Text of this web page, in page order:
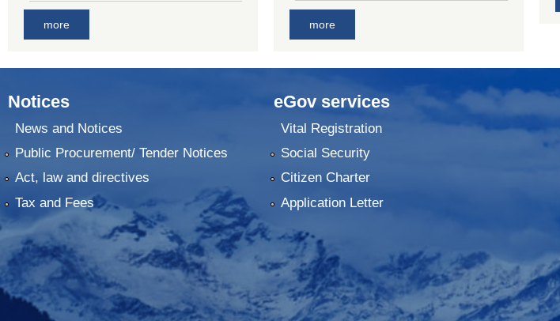
more more
Notices
News and Notices
Public Procurement/ Tender Notices
Act, law and directives
Tax and Fees
eGov services
Vital Registration
Social Security
Citizen Charter
Application Letter